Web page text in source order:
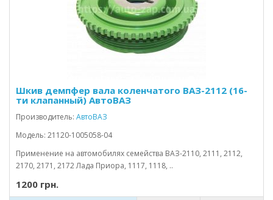
Шкив демпфер вала коленчатого ВАЗ-2112 (16-
ти клапанный) АвтоВАЗ
Производитель: АвтоВАЗ
Модель: 21120-1005058-04
Применение на автомобилях семейства ВАЗ-2110, 2111, 2112,
2170, 2171, 2172 Лада Приора, 1117, 1118, ..
1200 грн.